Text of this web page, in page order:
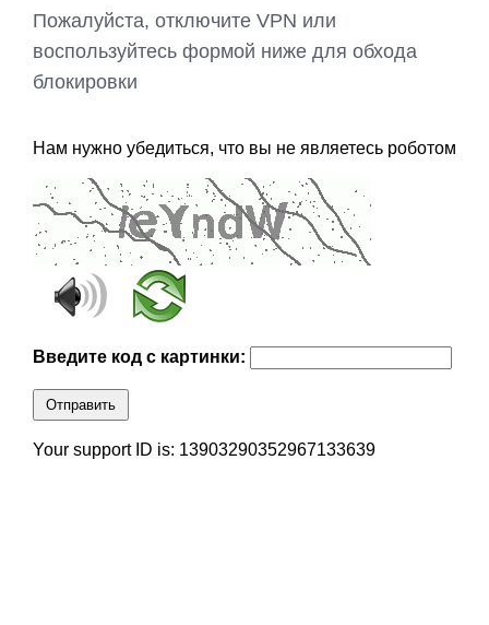
Пожалуйста, отключите VPN или
воспользуйтесь формой ниже для обхода
блокировки
Нам нужно убедиться, что вы не являетесь роботом
Введите код с картинки:
Отправить
Your support ID is: 13903290352967133639